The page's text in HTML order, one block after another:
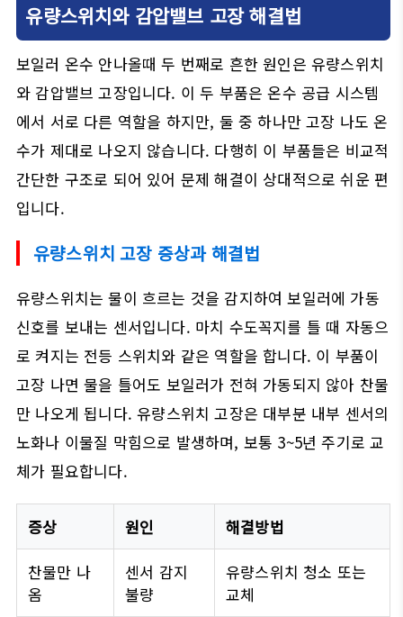
유량스위치와 감압밸브 고장 해결법
보일러 온수 안나올때 두 번째로 흔한 원인은 유량스위치
와 감압밸브 고장입니다. 이 두 부품은 온수 공급 시스템
에서 서로 다른 역할을 하지만, 둘 중 하나만 고장 나도 온
수가 제대로 나오지 않습니다. 다행히 이 부품들은 비교적
간단한 구조로 되어 있어 문제 해결이 상대적으로 쉬운 편
입니다.
유량스위치 고장 증상과 해결법
유량스위치는 물이 흐르는 것을 감지하여 보일러에 가동
신호를 보내는 센서입니다. 마치 수도꼭지를 틀 때 자동으
로 켜지는 전등 스위치와 같은 역할을 합니다. 이 부품이
고장 나면 물을 틀어도 보일러가 전혀 가동되지 않아 찬물
만 나오게 됩니다. 유량스위치 고장은 대부분 내부 센서의
노화나 이물질 막힘으로 발생하며, 보통 3~5년 주기로 교
체가 필요합니다.
증상 원인
해결방법
찬물만 나
옴
센서 감지
불량
유량스위치 청소 또는
교체